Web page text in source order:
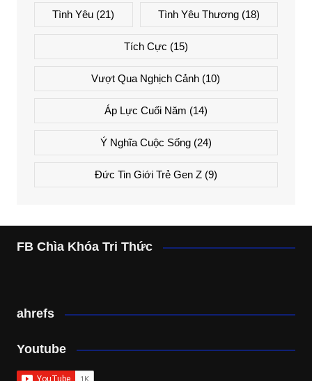
Tình Yêu (21) Tình Yêu Thương(18)
Tích Cực (15)
Vượt Qua Nghịch Cảnh (10)
Áp Lực Cuối Năm (14)
Ý Nghĩa Cuộc Sống(24)
Đức Tin Giới Trẻ Gen Z(9)
FB Chìa Khóa Tri Thức
ahrefs
Youtube